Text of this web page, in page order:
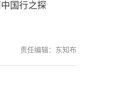
国行之探
责任编辑：东知布